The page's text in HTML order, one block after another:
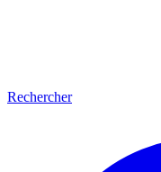
Rechercher